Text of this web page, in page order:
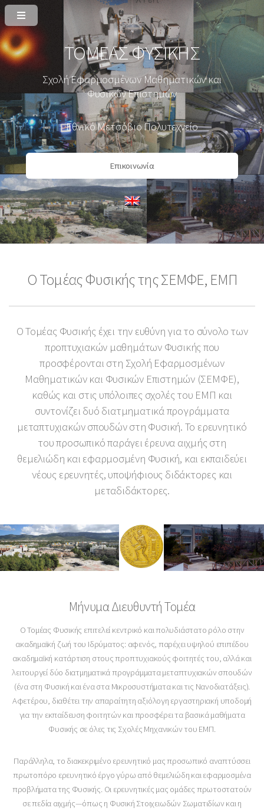
ΤΟΜΕΑΣ ΦΥΣΙΚΗΣ
Σχολή Εφαρμοσμένων Μαθηματικών και
Φυσικών Επιστημών
Εθνικό Μετσόβιο Πολυτεχνείο
Επικοινωνία
Ο Τομέας Φυσικής της ΣΕΜΦΕ, ΕΜΠ
Ο Τομέας Φυσικής έχει την ευθύνη για το σύνολο των
προπτυχιακών μαθημάτων Φυσικής που
προσφέρονται στη Σχολή Εφαρμοσμένων
Μαθηματικών και Φυσικών Επιστημών (ΣΕΜΦΕ),
καθώς και στις υπόλοιπες σχολές του ΕΜΠ και
συντονίζει δυό διατμηματικά προγράμματα
μεταπτυχιακών σπουδών στη Φυσική. Το ερευνητικό
του προσωπικό παράγει έρευνα αιχμής στη
θεμελιώδη και εφαρμοσμένη Φυσική, και εκπαιδεύει
νέους ερευνητές, υποψήφιους διδάκτορες και
μεταδιδάκτορες.
Μήνυμα Διευθυντή Τομέα
Ο Τομέας Φυσικής επιτελεί κεντρικό και πολυδιάστατο ρόλο στην
ακαδημαϊκή ζωή του Ιδρύματος: αφενός, παρέχει υψηλού επιπέδου
ακαδημαϊκή κατάρτιση στους προπτυχιακούς φοιτητές του, αλλά και
λειτουργεί δύο διατμηματικά προγράμματα μεταπτυχιακών σπουδών
(ένα στη Φυσική και ένα στα Μικροσυστήματα και τις Νανοδιατάξεις).
Αφετέρου, διαθέτει την απαραίτητη αξιόλογη εργαστηριακή υποδομή
για την εκπαίδευση φοιτητών και προσφέρει τα βασικά μαθήματα
Φυσικής σε όλες τις Σχολές Μηχανικών του ΕΜΠ.
Παράλληλα, το διακεκριμένο ερευνητικό μας προσωπικό αναπτύσσει
πρωτοπόρο ερευνητικό έργο γύρω από θεμελιώδη και εφαρμοσμένα
προβλήματα της Φυσικής. Οι ερευνητικές μας ομάδες πρωτοστατούν
σε πεδία αιχμής—όπως η Φυσική Στοιχειωδών Σωματιδίων και η